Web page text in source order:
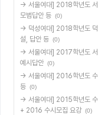
→ 서울여대] 2018학년도 서
모범답안 등 (0)
→ 덕성여대] 2018학년도 덕
설, 답안 등 (0)
→ 서울여대] 2017학년도 서
예시답안 (0)
→ 서울여대] 2016학년도
등 (0)
→ 서울여대] 2015학년도
+ 2016 수시모집 요강 (0)